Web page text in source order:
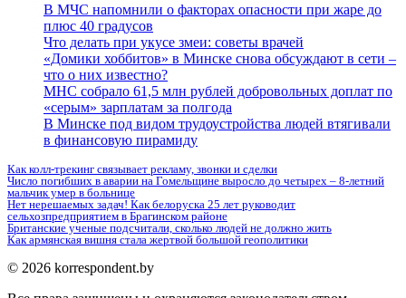
В МЧС напомнили о факторах опасности при жаре до
плюс 40 градусов
Что делать при укусе змеи: советы врачей
«Домики хоббитов» в Минске снова обсуждают в сети –
что о них известно?
МНС собрало 61,5 млн рублей добровольных доплат по
«серым» зарплатам за полгода
В Минске под видом трудоустройства людей втягивали
в финансовую пирамиду
Как колл-трекинг связывает рекламу, звонки и сделки
Число погибших в аварии на Гомельщине выросло до четырех – 8-летний
мальчик умер в больнице
Нет нерешаемых задач! Как белоруска 25 лет руководит
сельхозпредприятием в Брагинском районе
Британские ученые подсчитали, сколько людей не должно жить
Как армянская вишня стала жертвой большой геополитики
© 2026 korrespondent.by